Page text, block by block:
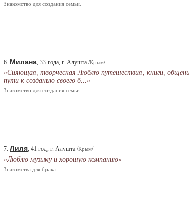
Знакомство для создания семьи.
6. Милана, 33 года, г. Алушта /Крым/
«Сияющая, творческая Люблю путешествия, книги,
пути к созданию своего б...»
Знакомство для создания семьи.
7. Лиля, 41 год, г. Алушта /Крым/
«Люблю музыку и хорошую компанию»
Знакомства для брака.